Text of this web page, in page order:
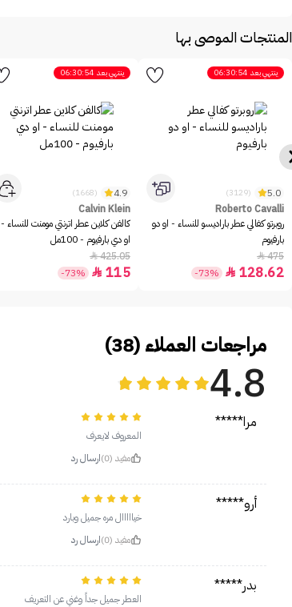
المنتجات الموصى بها
ينتهي بعد 06:30:54
5.0
(3129)
Roberto Cavalli
روبرتو كفالي عطر باراديسو للنساء - او دو
بارفيوم
475

128.62

-73%
ينتهي بعد 06:30:54
4.9
(1668)
Calvin Klein
كالفن كلاين عطر اترنتي مومنت للنساء -
او دي بارفيوم - 100مل
425.05

115

-73%
مراجعات العملاء (38)
4.8
مرا*****
المعروف لايعرف
مفيد (0)
ارسال رد
أرو*****
خيااااال مره جميل وبارد
مفيد (0)
ارسال رد
بدر*****
العطر جميل جداً وغني عن التعريف